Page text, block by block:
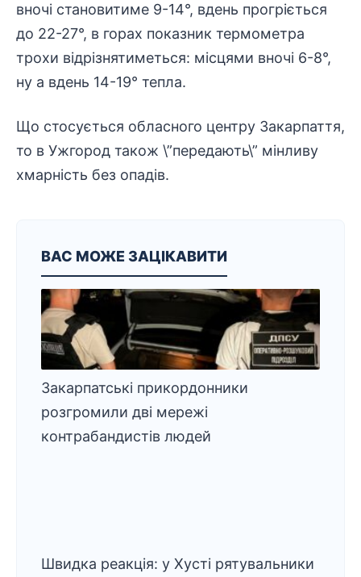
вночі становитиме 9-14°, вдень прогріється
до 22-27°, в горах показник термометра
трохи відрізнятиметься: місцями вночі 6-8°,
ну а вдень 14-19° тепла.
Що стосується обласного центру Закарпаття,
то в Ужгород також \”передають\” мінливу
хмарність без опадів.
ВАС МОЖЕ ЗАЦІКАВИТИ
Закарпатські прикордонники
розгромили дві мережі
контрабандистів людей
Швидка реакція: у Хусті рятувальники